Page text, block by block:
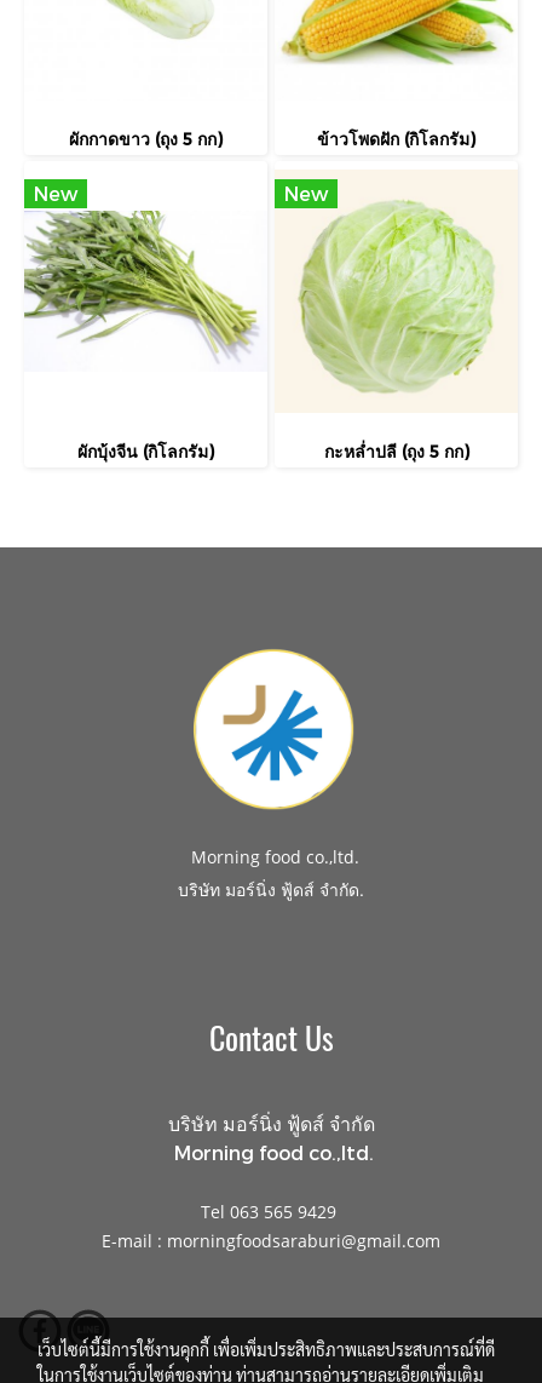
ผักกาดขาว (ถุง 5 กก) ข้าวโพดฝัก (กิโลกรัม)
New
ผักบุ้งจีน (กิโลกรัม)
New
กะหล่ำปลี (ถุง 5 กก)
Morning food co.,ltd.
บริษัท มอร์นิ่ง ฟู้ดส์ จำกัด.
Contact Us
บริษัท มอร์นิ่ง ฟู้ดส์ จำกัด
Morning food co.,ltd.
Tel 063 565 9429
E-mail : morningfoodsaraburi@gmail.com
เว็บไซต์นี้มีการใช้งานคุกกี้ เพื่อเพิ่มประสิทธิภาพและประสบการณ์ที่ดี
ในการใช้งานเว็บไซต์ของท่าน ท่านสามารถอ่านรายละเอียดเพิ่มเติม